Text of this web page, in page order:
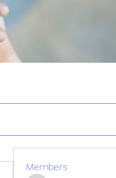
Members